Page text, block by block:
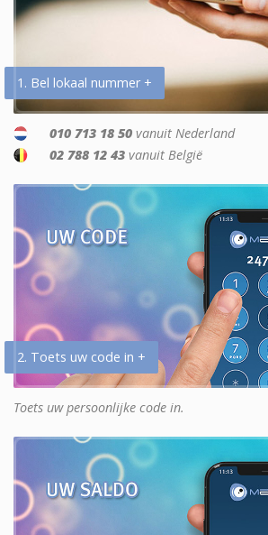
1. Bel lokaal nummer +
010 713 18 50 vanuit Nederland
02 788 12 43 vanuit België
2. Toets uw code in +
Toets uw persoonlijke code in.